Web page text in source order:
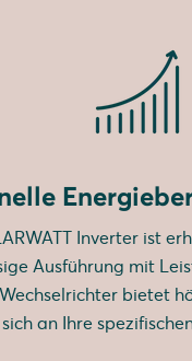
Inverter ist
Ausführung mit
bietet
an Ihre